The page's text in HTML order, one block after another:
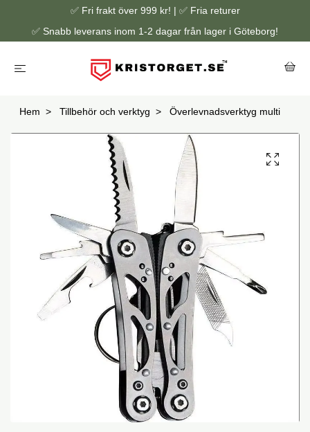
✅ Fri frakt över 999 kr! | ✅ Fria returer
✅ Snabb leverans inom 1-2 dagar från lager i Göteborg!
Hem Tillbehör och verktyg Överlevnadsverktyg multi